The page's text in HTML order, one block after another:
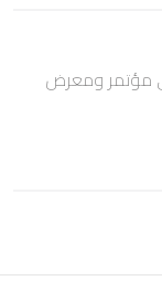
مؤتمر ومعرض